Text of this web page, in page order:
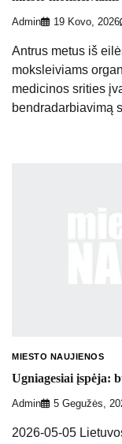
Admin 19 Kovo, 2026
Antrus metus iš
moksleiviams
medicinos srities
bendradarbiavimą
MIESTO NAUJIENOS
Ugniagesiai įspėja:
Admin 5 Gegužės,
2026-05-05